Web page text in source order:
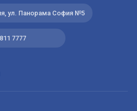
ул. Панорама София №5
7777